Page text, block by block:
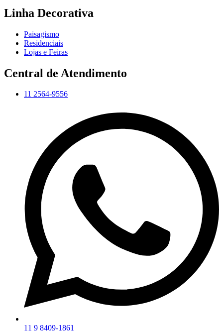
Linha Decorativa
Paisagismo
Residenciais
Lojas e Feiras
Central de Atendimento
11 2564-9556
11 9 8409-1861